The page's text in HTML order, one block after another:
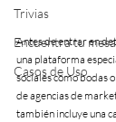
Trivias
Encuentra tu mesa
Casos de Uso
Antes de entrar en
una plataforma
sociales como bodas
de agencias de
también incluye una